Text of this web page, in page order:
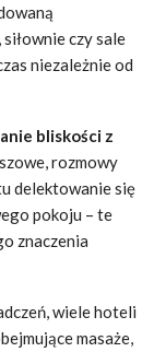
czy sale
niezależnie od
bliskości z
rozmowy
delektowanie się
pokoju – te
znaczenia
wiele hoteli
masaże,